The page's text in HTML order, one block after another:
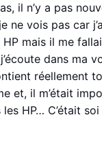
il n’y a pas
ne vois pas car
HP mais il me
dans ma
réellement
et, il m’était
HP… C’était soi